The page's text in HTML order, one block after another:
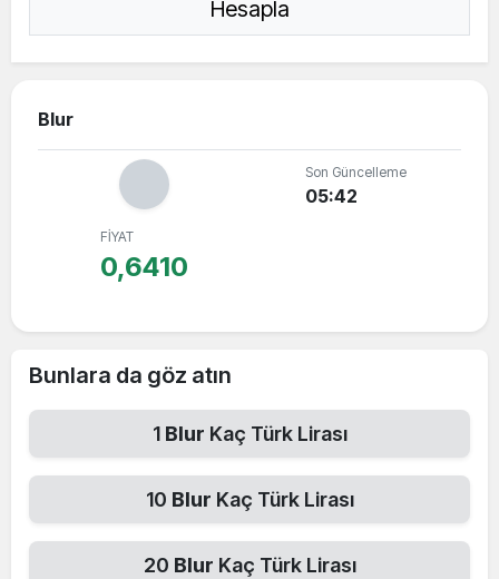
Hesapla
Blur
Son Güncelleme
05:42
FİYAT
0,6410
Bunlara da göz atın
1 Blur Kaç Türk Lirası
10 Blur Kaç Türk Lirası
20 Blur Kaç Türk Lirası